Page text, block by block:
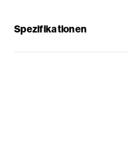
Spezifikationen